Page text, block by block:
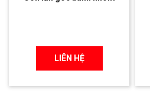
LIÊN HỆ